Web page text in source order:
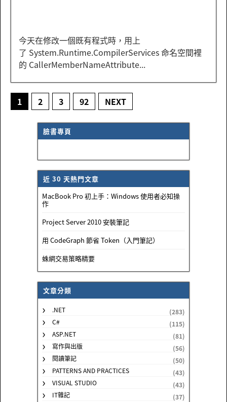
今天在修改一個既有程式時，用上
了 System.Runtime.CompilerServices 命名空間裡
的 CallerMemberNameAttribute...
1 2 3 92 NEXT
臉書專頁
近 30 天熱門文章
MacBook Pro 初上手：Windows 使用者必知操
作
Project Server 2010 安裝筆記
用 CodeGraph 節省 Token（入門筆記）
蛛網交易策略精要
文章分類
.NET
(283)
C#
(115)
ASP.NET
(81)
寫作與出版
(56)
閱讀筆記
(50)
PATTERNS AND PRACTICES
(43)
VISUAL STUDIO
(43)
IT雜記
(37)